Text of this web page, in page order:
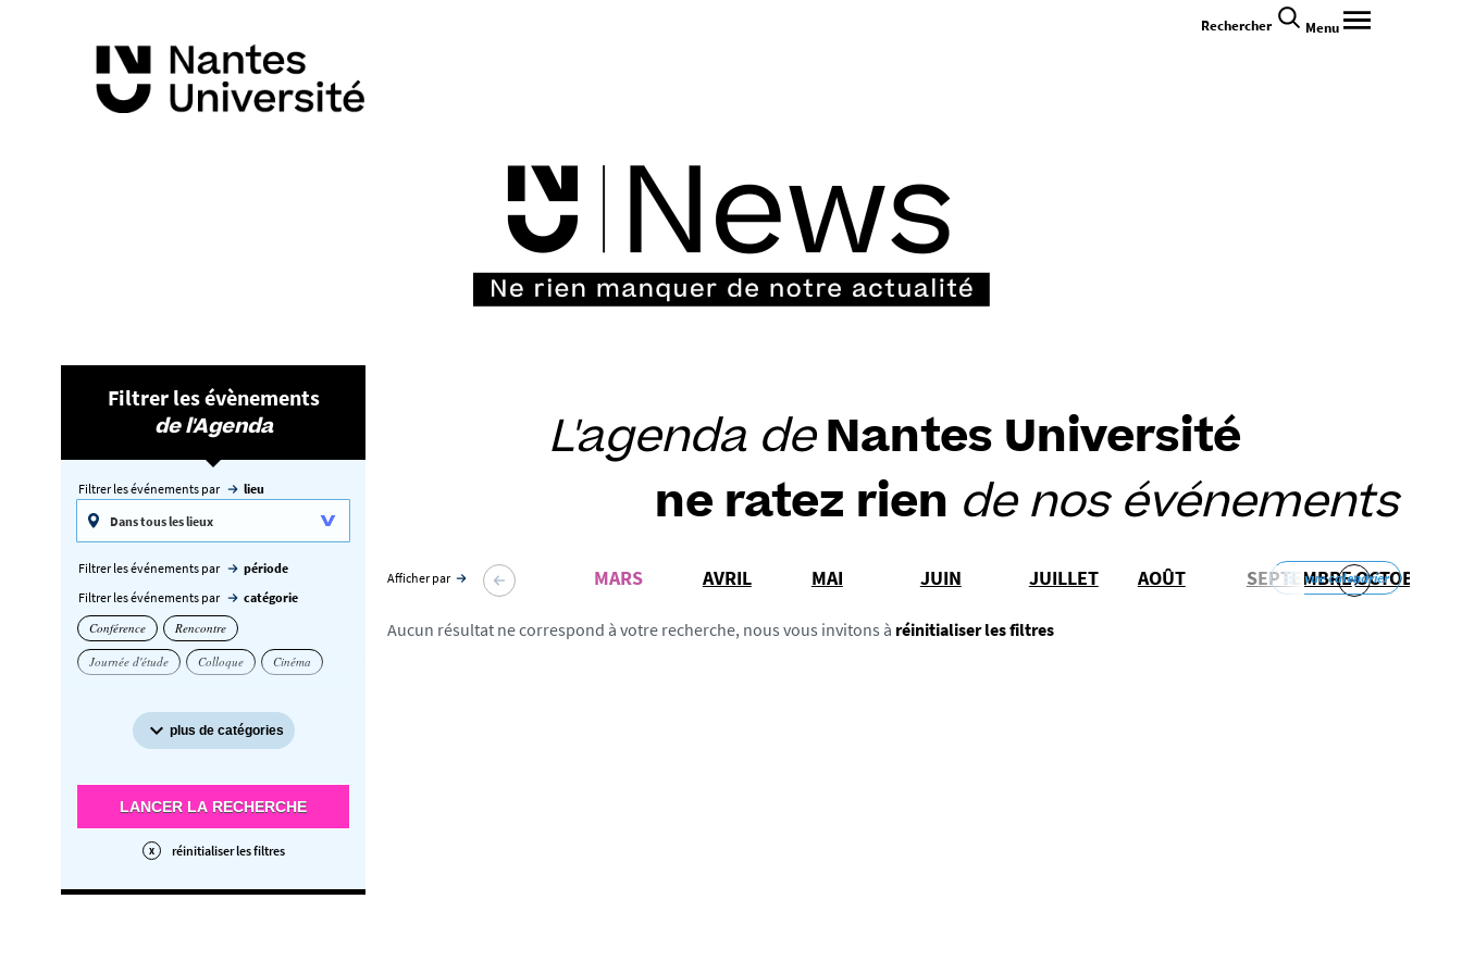
Rechercher Menu
Filtrer les évènements
de l'Agenda
Filtrer les événements par lieu
Filtrer les événements par
période
Filtrer les événements par
catégorie
Conférence
Rencontre
Journée d'étude Colloque Cinéma
plus de catégories
LANCER LA RECHERCHE
réinitialiser les filtres
L'agenda deNantes Université
ne ratez rien de nos événements
Afficher par MARS AVRIL MAI JUIN JUILLET AOÛT SEPTEMBREOCTOBRE
vue calendrier
Aucun résultat ne correspond à votre recherche, nous vous invitons à réinitialiser les filtres